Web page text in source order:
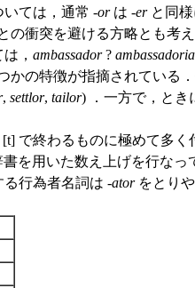
ては，通常 -orは -erと同様
衝突を避ける方略とも考え
， ambassador?
かの特徴が指摘されている
, settlor, tailor) ．一方で，とき
で終わるものに極めて多
を用いた数え上げを行な
行為者名詞は -atorをとり